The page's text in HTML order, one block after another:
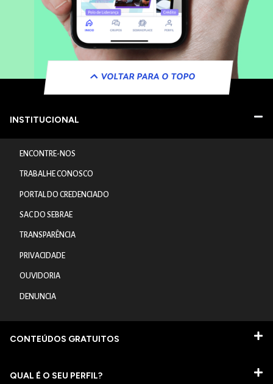
VOLTAR PARA O TOPO
INSTITUCIONAL
ENCONTRE-NOS
TRABALHE CONOSCO
PORTAL DO CREDENCIADO
SAC DO SEBRAE
TRANSPARÊNCIA
PRIVACIDADE
OUVIDORIA
DENUNCIA
CONTEÚDOS GRATUITOS
QUAL É O SEU PERFIL?